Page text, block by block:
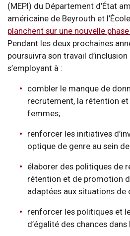
(MEPI) du Département d’État
américaine de Beyrouth et
planchent sur une nouvelle
Pendant les deux prochaines
poursuivra son travail
s’employant à :
combler le manque de
recrutement, la rétention
femmes;
renforcer les initiatives
optique de genre au sein
élaborer des politiques de
rétention et de promotion
adaptées aux situations de
renforcer les politiques et
d’égalité des chances